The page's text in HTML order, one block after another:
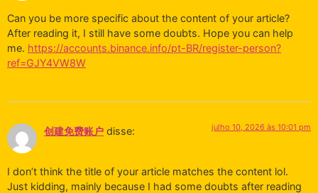
Can you be more specific about the content of your article?
After reading it, I still have some doubts. Hope you can help
me. https://accounts.binance.info/pt-BR/register-person?
ref=GJY4VW8W
创建免费账户 disse: julho 10, 2026 às 10:01 pm
I don’t think the title of your article matches the content lol.
Just kidding, mainly because I had some doubts after reading